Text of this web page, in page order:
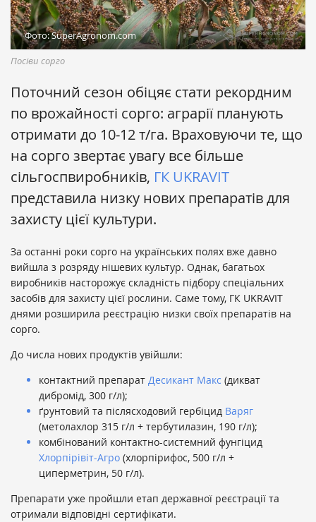
Фото: SuperAgronom.com
Посіви сорго
Поточний сезон обіцяє стати рекордним
по врожайності сорго: аграрії планують
отримати до 10-12 т/га. Враховуючи те, що
на сорго звертає увагу все більше
сільгоспвиробників, ГК UKRAVIT
представила низку нових препаратів для
захисту цієї культури.
За останні роки сорго на українських полях вже давно
вийшла з розряду нішевих культур. Однак, багатьох
виробників насторожує складність підбору спеціальних
засобів для захисту цієї рослини. Саме тому, ГК UKRAVIT
днями розширила реєстрацію низки своїх препаратів на
сорго.
До числа нових продуктів увійшли:
контактний препарат Десикант Макс (дикват
дибромід, 300 г/л);
ґрунтовий та післясходовий гербіцид Варяг
(метолахлор 315 г/л + тербутилазин, 190 г/л);
комбінований контактно-системний фунгіцид
Хлорпірівіт-Агро (хлорпірифос, 500 г/л +
циперметрин, 50 г/л).
Препарати уже пройшли етап державної реєстрації та
отримали відповідні сертифікати.